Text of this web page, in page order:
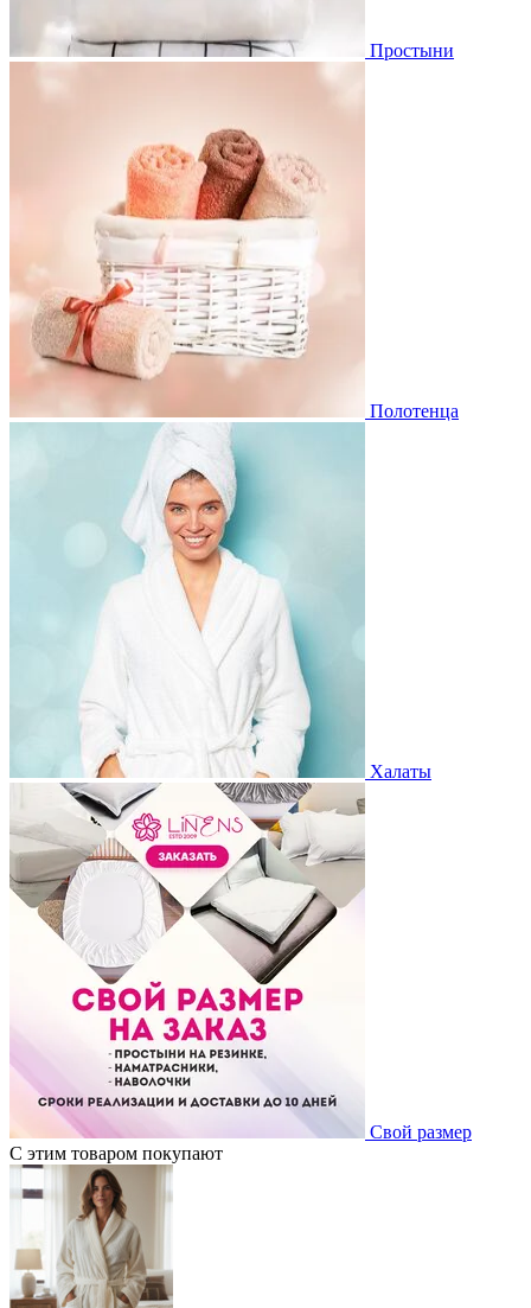
Простыни
Полотенца
Халаты
Свой размер
С этим товаром покупают